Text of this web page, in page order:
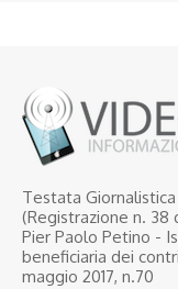
Testata
(Registrazione n. 38
Pier Paolo Petino -
beneficiaria dei
maggio 2017, n.70